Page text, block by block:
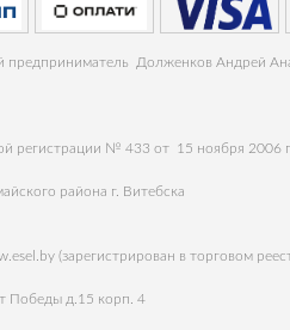
предприниматель Долженков Андрей
регистрации № 433 от 15 ноября 2006 г
района г. Витебска
(зарегистрирован в торговом
Победы д.15 корп. 4